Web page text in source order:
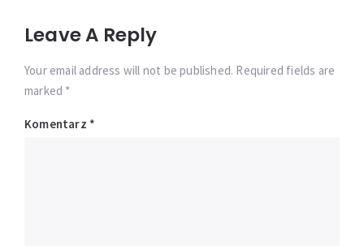
Leave A Reply
Your email address will not be published. Required fields are
marked *
Komentarz *